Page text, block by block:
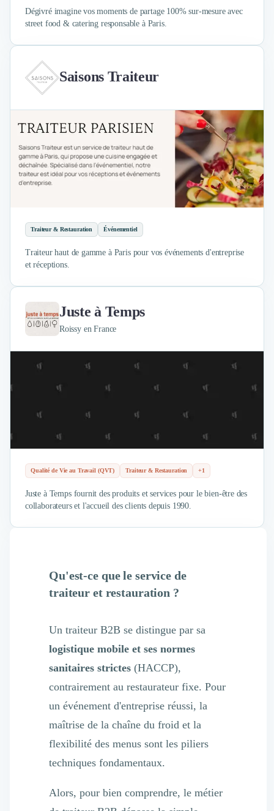
Dégivré imagine vos moments de partage 100% sur-mesure avec
street food & catering responsable à Paris.
Saisons Traiteur
Traiteur & Restauration Événementiel
Traiteur haut de gamme à Paris pour vos événements d'entreprise
et réceptions.
Juste à Temps
Roissy en France
Qualité de Vie au Travail (QVT) Traiteur & Restauration +1
Juste à Temps fournit des produits et services pour le bien-être des
collaborateurs et l'accueil des clients depuis 1990.
Qu'est-ce que le service de
traiteur et restauration ?
Un traiteur B2B se distingue par sa
logistique mobile et ses normes
sanitaires strictes (HACCP),
contrairement au restaurateur fixe. Pour
un événement d'entreprise réussi, la
maîtrise de la chaîne du froid et la
flexibilité des menus sont les piliers
techniques fondamentaux.
Alors, pour bien comprendre, le métier